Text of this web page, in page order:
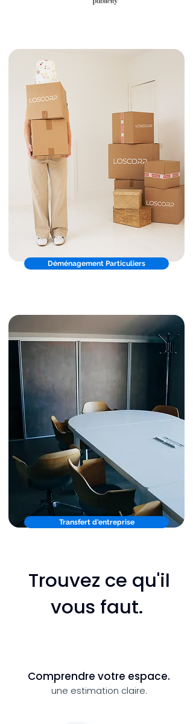
Déménagement Particuliers
Transfert d'entreprise
Trouvez ce qu'il
vous faut.
Comprendre votre espace.
une estimation claire.